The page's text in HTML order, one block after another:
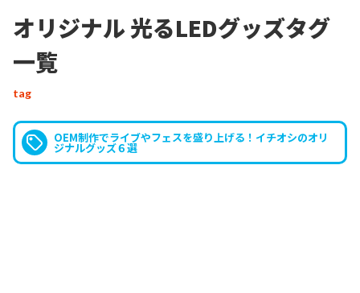
オリジナル 光るLEDグッズタグ
一覧
tag
OEM制作でライブやフェスを盛り上げる！イチオシのオリ
ジナルグッズ６選